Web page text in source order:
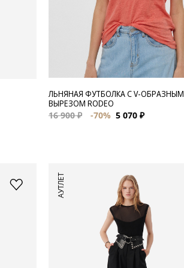
ЛЬНЯНАЯ ФУТБОЛКА С V-ОБРАЗНЫМ
ВЫРЕЗОМ RODEO
16 900 ₽
-70% 5 070 ₽
АУТЛЕТ